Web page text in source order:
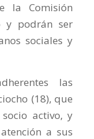
la Comisión
y podrán ser
sociales y
las
(18), que
activo, y
a sus